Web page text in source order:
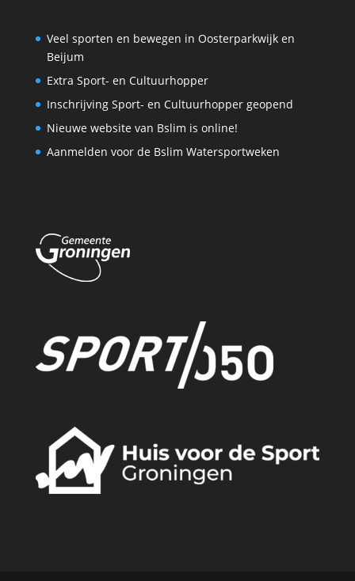
Veel sporten en bewegen in Oosterparkwijk en
Beijum
Extra Sport- en Cultuurhopper
Inschrijving Sport- en Cultuurhopper geopend
Nieuwe website van Bslim is online!
Aanmelden voor de Bslim Watersportweken